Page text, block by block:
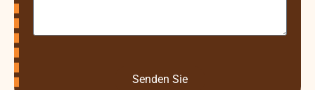
Senden Sie